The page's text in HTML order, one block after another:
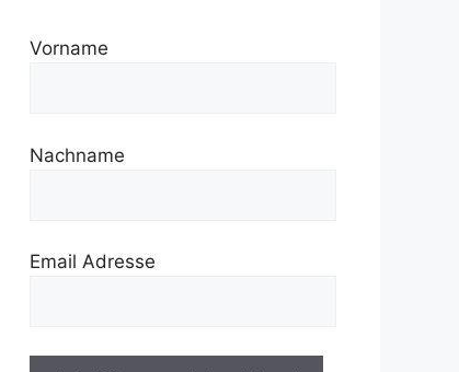
Vorname
Nachname
Email Adresse